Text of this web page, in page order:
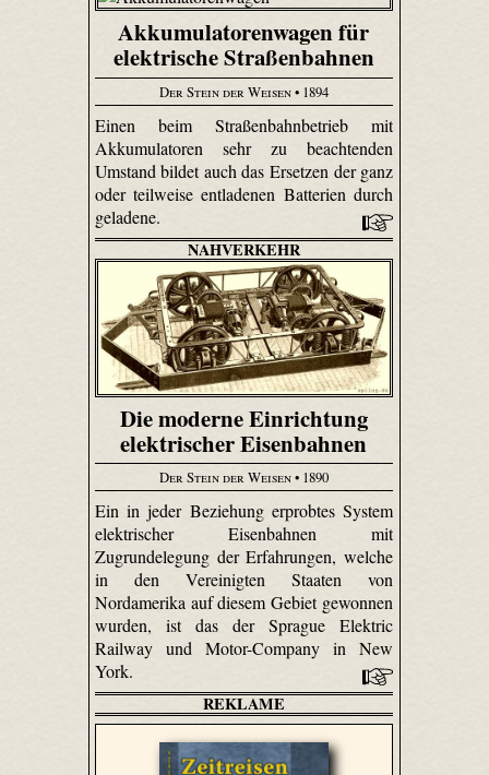
Akkumulatorenwagen für
elektrische Straßenbahnen
Der Stein der Weisen• 1894
Einen beim Straßenbahnbetrieb mit
Akkumulatoren sehr zu beachtenden
Umstand bildet auch das Ersetzen der ganz
oder teilweise entladenen Batterien durch
geladene.
NAHVERKEHR
Die moderne Einrichtung
elektrischer Eisenbahnen
Der Stein der Weisen• 1890
Ein in jeder Beziehung erprobtes System
elektrischer Eisenbahnen mit
Zugrundelegung der Erfahrungen, welche
in den Vereinigten Staaten von
Nordamerika auf diesem Gebiet gewonnen
wurden, ist das der Sprague Elektric
Railway und Motor-Company in New
York.
REKLAME